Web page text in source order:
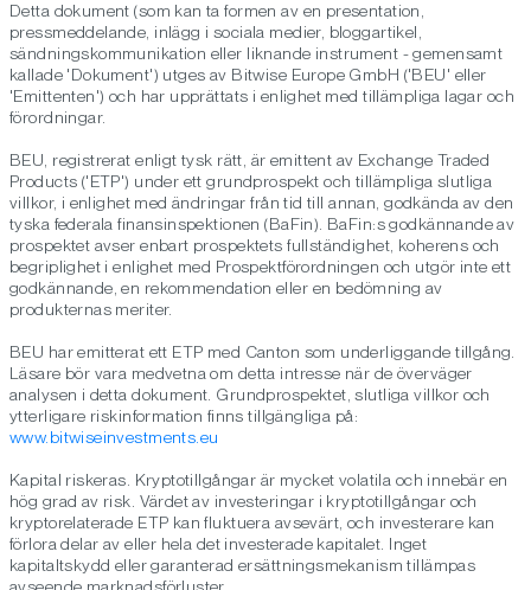
Detta dokument (som kan ta formen av en presentation,
pressmeddelande, inlägg i sociala medier, bloggartikel,
sändningskommunikation eller liknande instrument - gemensamt
kallade 'Dokument') utges av Bitwise Europe GmbH ('BEU' eller
'Emittenten') och har upprättats i enlighet med tillämpliga lagar och
förordningar.
BEU, registrerat enligt tysk rätt, är emittent av Exchange Traded
Products ('ETP') under ett grundprospekt och tillämpliga slutliga
villkor, i enlighet med ändringar från tid till annan, godkända av den
tyska federala finansinspektionen (BaFin). BaFin:s godkännande av
prospektet avser enbart prospektets fullständighet, koherens och
begriplighet i enlighet med Prospektförordningen och utgör inte ett
godkännande, en rekommendation eller en bedömning av
produkternas meriter.
BEU har emitterat ett ETP med Canton som underliggande tillgång.
Läsare bör vara medvetna om detta intresse när de överväger
analysen i detta dokument. Grundprospektet, slutliga villkor och
ytterligare riskinformation finns tillgängliga på:
www.bitwiseinvestments.eu
Kapital riskeras. Kryptotillgångar är mycket volatila och innebär en
hög grad av risk. Värdet av investeringar i kryptotillgångar och
kryptorelaterade ETP kan fluktuera avsevärt, och investerare kan
förlora delar av eller hela det investerade kapitalet. Inget
kapitaltskydd eller garanterad ersättningsmekanism tillämpas